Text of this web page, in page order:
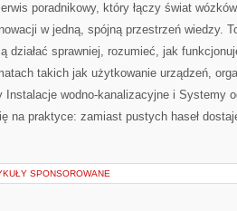
poradnikowy, który łączy świat
w jedną, spójną przestrzeń wiedzy.
działać sprawniej, rozumieć, jak
takich jak użytkowanie urządzeń,
Instalacje wodno-kanalizacyjne i Systemy
na praktyce: zamiast pustych haseł
SPONSOROWANE